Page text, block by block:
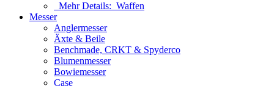
Mehr Details: Waffen
Messer
Anglermesser
Äxte & Beile
Benchmade, CRKT & Spyderco
Blumenmesser
Bowiemesser
Case